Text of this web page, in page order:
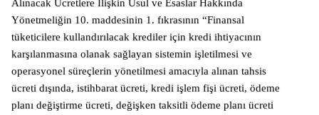
Alınacak Ücretlere İlişkin Usul ve Esaslar Hakkında
Yönetmeliğin 10. maddesinin 1. fıkrasının “Finansal
tüketicilere kullandırılacak krediler için kredi ihtiyacının
karşılanmasına olanak sağlayan sistemin işletilmesi ve
operasyonel süreçlerin yönetilmesi amacıyla alınan tahsis
ücreti dışında, istihbarat ücreti, kredi işlem fişi ücreti, ödeme
planı değiştirme ücreti, değişken taksitli ödeme planı ücreti